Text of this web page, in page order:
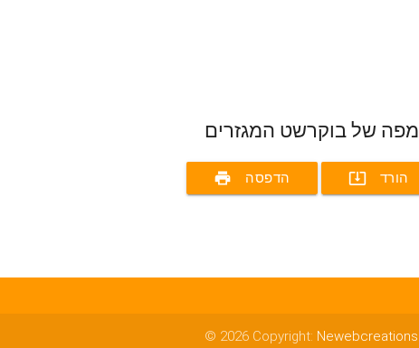
מפה של בוקרשט המגזרים
print הדפסה system_update_alt הורד
© 2026 Copyright: Newebcreations